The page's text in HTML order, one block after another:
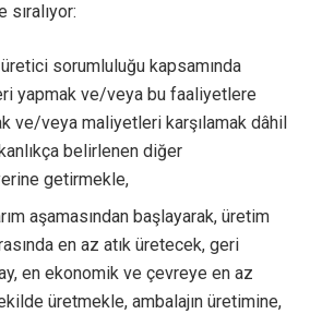
sıralıyor:
sorumluluğu kapsamında
yapmak ve/veya bu faaliyetlere
ve/veya maliyetleri karşılamak dâhil
belirlenen diğer
getirmekle,
aşamasından başlayarak, üretim
en az atık üretecek, geri
en ekonomik ve çevreye en az
üretmekle, ambalajın üretimine,